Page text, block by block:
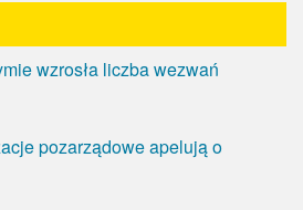
wzrosła liczba wezwań
pozarządowe apelują o